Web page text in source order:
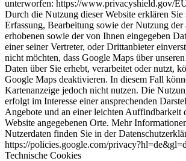
unterworfen: https://www.privacyshield.gov/
Durch die Nutzung dieser Website erklären Sie
Erfassung, Bearbeitung sowie der Nutzung der
erhobenen sowie der von Ihnen eingegeben
einer seiner Vertreter, oder Drittanbieter
nicht möchten, dass Google Maps über
Daten über Sie erhebt, verarbeitet oder nutzt,
Google Maps deaktivieren. In diesem Fall
Kartenanzeige jedoch nicht nutzen. Die
erfolgt im Interesse einer ansprechenden
Angebote und an einer leichten Auffindbarkeit
Website angegebenen Orte. Mehr
Nutzerdaten finden Sie in der
https://policies.google.com/
Technische Cookies